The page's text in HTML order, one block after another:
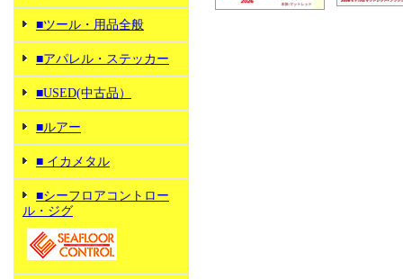
■ツール・用品全般
■アパレル・ステッカー
■USED(中古品）
■ルアー
■ イカメタル
■シーフロアコントロー
ル・ジグ